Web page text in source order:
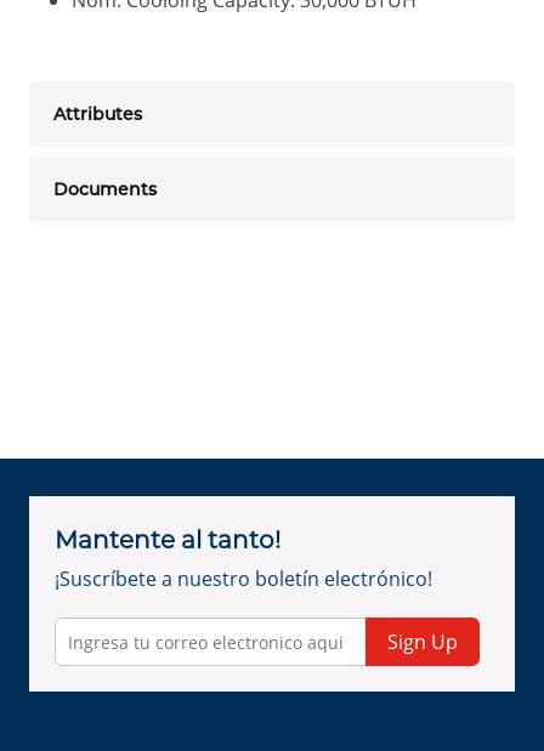
Attributes
Documents
Mantente al tanto!
¡Suscríbete a nuestro boletín electrónico!
Sign Up